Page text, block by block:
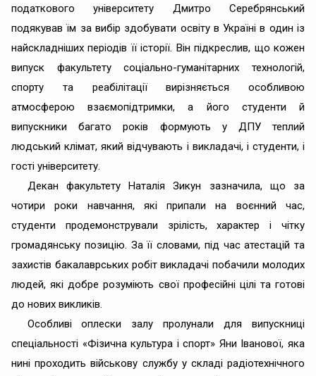
податкового університету Дмитро Серебрянський
подякував їм за вибір здобувати освіту в Україні в один із
найскладніших періодів її історії. Він підкреслив, що кожен
випуск факультету соціально-гуманітарних технологій,
спорту та реабілітації вирізняється особливою
атмосферою взаємопідтримки, а його студенти й
випускники багато років формують у ДПУ теплий
людський клімат, який відчувають і викладачі, і студенти, і
гості університету.
Декан факультету Наталія Зикун зазначила, що за
чотири роки навчання, які припали на воєнний час,
студенти продемонстрували зрілість, характер і чітку
громадянську позицію. За її словами, під час атестацій та
захистів бакалаврських робіт викладачі побачили молодих
людей, які добре розуміють свої професійні цілі та готові
до нових викликів.
Особливі оплески залу пролунали для випускниці
спеціальності «Фізична культура і спорт» Яни Іванової, яка
нині проходить військову службу у складі радіотехнічного